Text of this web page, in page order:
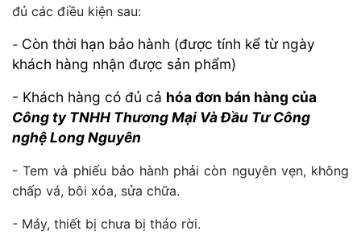
đủ các điều kiện sau:
- Còn thời hạn bảo hành (được tính kể từ ngày
khách hàng nhận được sản phẩm)
- Khách hàng có đủ cả hóa đơn bán hàng của
Công ty TNHH Thương Mại Và Đầu Tư Công
nghệ Long Nguyên
- Tem và phiếu bảo hành phải còn nguyên vẹn, không
chấp vá, bôi xóa, sửa chữa.
- Máy, thiết bị chưa bị tháo rời.